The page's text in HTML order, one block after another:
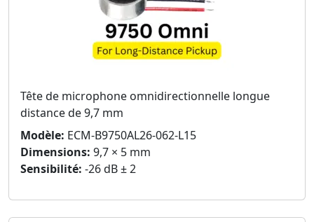
Tête de microphone omnidirectionnelle longue
distance de 9,7 mm
Modèle: ECM-B9750AL26-062-L15
Dimensions: 9,7 × 5 mm
Sensibilité: -26 dB ± 2